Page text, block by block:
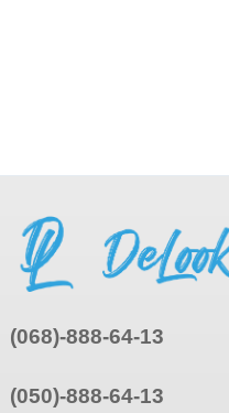
(068)-888-64-13
(050)-888-64-13